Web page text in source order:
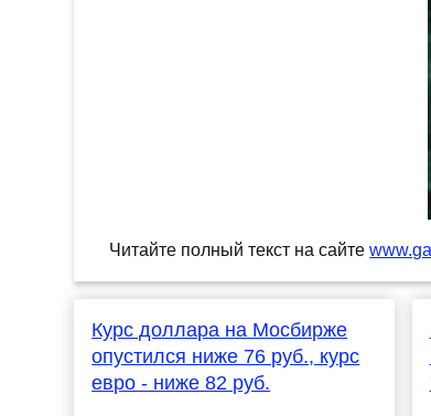
Читайте полный текст на сайте
Курс доллара на Мосбирже
опустился ниже 76 руб., курс
евро - ниже 82 руб.